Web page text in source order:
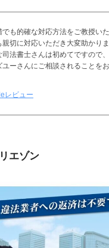
でも的確な対応方法をご教授い
切に対応いただき大変助かりま
司法書士さんは初めてですので
ユーさんにご相談されることを
レビュー
エゾン